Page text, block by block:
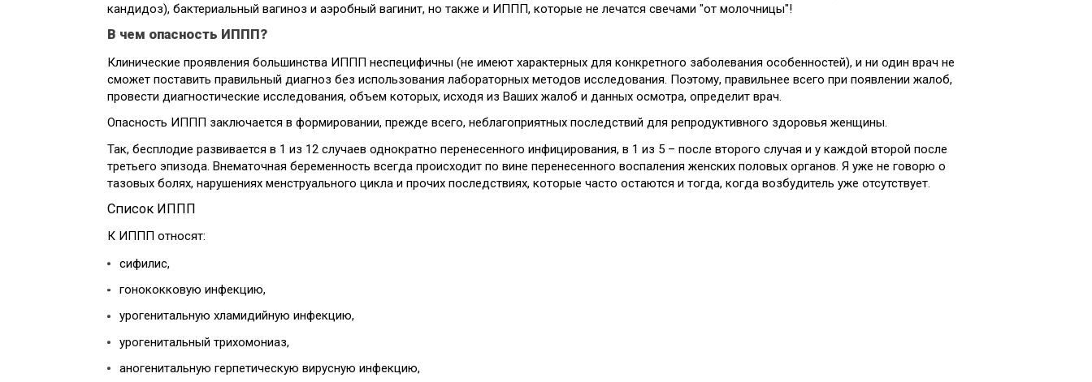
кандидоз), бактериальный вагиноз и аэробный вагинит, но также и ИППП, которые не лечатся свечами "от молочницы"!
В чем опасность ИППП?
Клинические проявления большинства ИППП неспецифичны (не имеют характерных для конкретного заболевания особенностей), и ни один врач не
сможет поставить правильный диагноз без использования лабораторных методов исследования. Поэтому, правильнее всего при появлении жалоб,
провести диагностические исследования, объем которых, исходя из Ваших жалоб и данных осмотра, определит врач.
Опасность ИППП заключается в формировании, прежде всего, неблагоприятных последствий для репродуктивного здоровья женщины.
Так, бесплодие развивается в 1 из 12 случаев однократно перенесенного инфицирования, в 1 из 5 – после второго случая и у каждой второй после
третьего эпизода. Внематочная беременность всегда происходит по вине перенесенного воспаления женских половых органов. Я уже не говорю о
тазовых болях, нарушениях менструального цикла и прочих последствиях, которые часто остаются и тогда, когда возбудитель уже отсутствует.
Список ИППП
К ИППП относят:
сифилис,
гонококковую инфекцию,
урогенитальную хламидийную инфекцию,
урогенитальный трихомониаз,
аногенитальную герпетическую вирусную инфекцию,